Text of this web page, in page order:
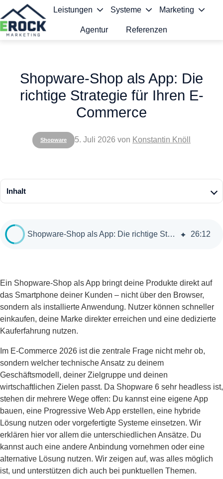
Leistungen Systeme Marketing
Agentur Referenzen
Shopware
Shopware-Shop als App: Die
richtige Strategie für Ihren E-
Commerce
5. Juli 2026 von Konstantin Knöll
Inhalt
Shopware-Shop als App: Die richtige Strategie für Ihren E-Commerce 26:12
Ein Shopware-Shop als App bringt deine Produkte direkt auf
das Smartphone deiner Kunden – nicht über den Browser,
sondern als installierte Anwendung. Nutzer können schneller
einkaufen, deine Marke direkter erreichen und eine dedizierte
Kauferfahrung nutzen.
Im E-Commerce 2026 ist die zentrale Frage nicht mehr ob,
sondern welcher technische Ansatz zu deinem
Geschäftsmodell, deiner Zielgruppe und deinen
wirtschaftlichen Zielen passt. Da Shopware 6 sehr headless ist,
stehen dir mehrere Wege offen: Du kannst eine eigene App
bauen, eine Progressive Web App erstellen, eine hybride
Lösung nutzen oder vorgefertigte Systeme einsetzen. Wir
erklären hier vor allem die unterschiedlichen Ansätze. Du
kannst auch eine andere Anbindung vornehmen oder eine
alternative Lösung nutzen. Wir zeigen auf, was alles möglich
ist, und unterstützen dich auch bei punktuellen Themen.